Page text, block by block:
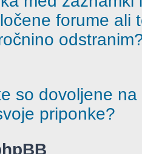
forume ali
so dovoljene
priponke?